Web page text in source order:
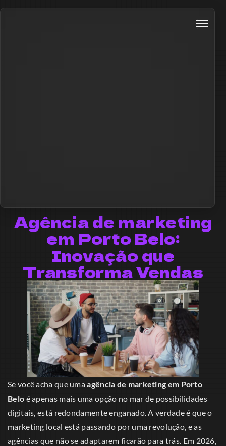
Agência de marketing
em Porto Belo:
Inovação que
Transforma Vendas
Se você acha que umaagência de marketing em Porto
Belo é apenas mais uma opção no mar de possibilidades
digitais, está redondamente enganado. A verdade é que o
marketing local está passando por uma revolução, e as
agências que não se adaptarem ficarão para trás. Em 2026,